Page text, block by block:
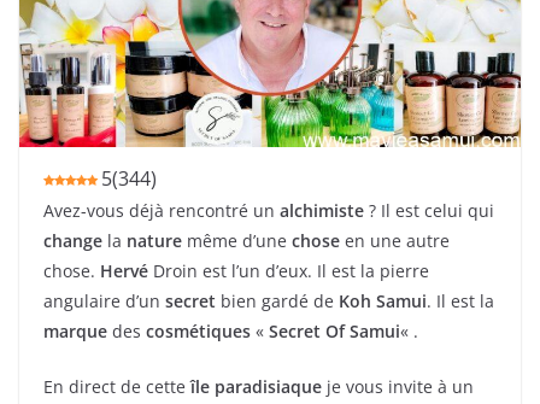
5(344)
Avez-vous déjà rencontré un alchimiste ? Il est celui qui
change la nature même d’une chose en une autre
chose. Hervé Droin est l’un d’eux. Il est la pierre
angulaire d’un secret bien gardé de Koh Samui. Il est la
marque des cosmétiques « Secret Of Samui« .
En direct de cetteîle paradisiaque je vous invite à un